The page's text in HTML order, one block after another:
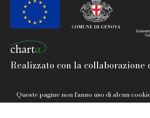
Realizzato con la collaborazione
Queste pagine non fanno uso di alcun